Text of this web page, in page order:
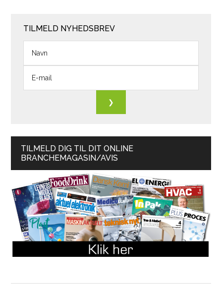
TILMELD NYHEDSBREV
TILMELD DIG TIL DIT ONLINE
BRANCHEMAGASIN/AVIS